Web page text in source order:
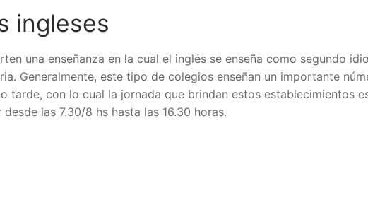
ingleses
una enseñanza en la cual el inglés se enseña como segundo
Generalmente, este tipo de colegios enseñan un importante
tarde, con lo cual la jornada que brindan estos establecimientos
las 7.30/8 hs hasta las 16.30 horas.